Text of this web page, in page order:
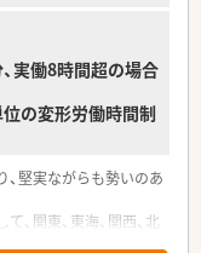
質問しやすい環境で
考える理念が浸透して
を出し合える職場で
実働8時間超の場合
の変形労働時間制
堅実ながらも勢いのあ
関東、東海、関西、北